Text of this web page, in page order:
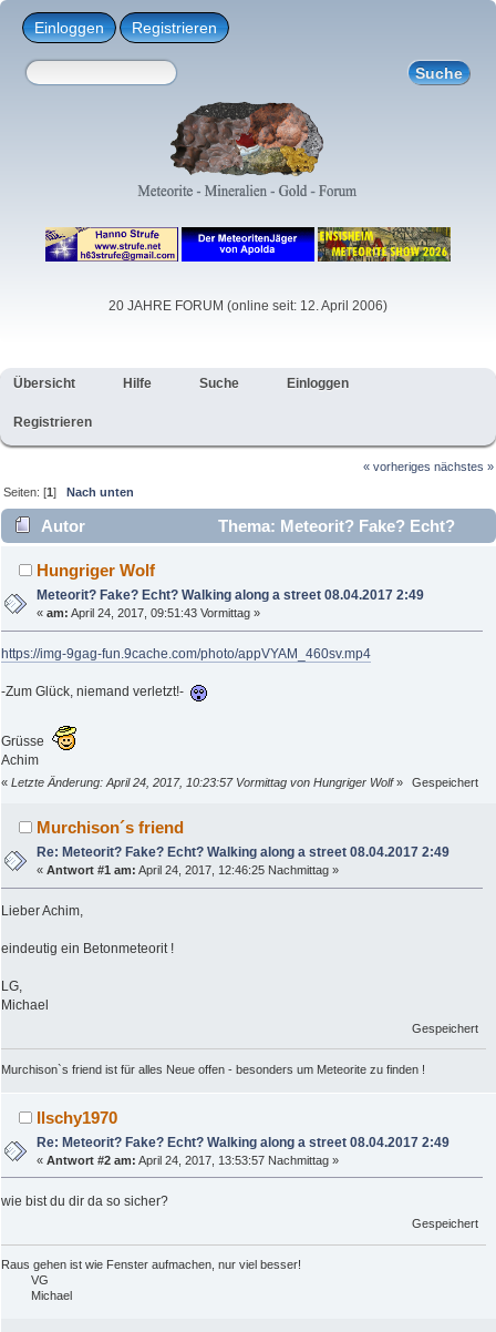
Einloggen Registrieren
20 JAHRE FORUM (online seit: 12. April 2006)
Übersicht Hilfe Suche Einloggen
Registrieren
« vorheriges nächstes »
Seiten: [1]Nach unten
Autor
Thema: Meteorit? Fake? Echt?
Walking along a street 08.04.2017 2:49 (Gelesen 7587 mal)
Hungriger Wolf
Meteorit? Fake? Echt? Walking along a street 08.04.2017 2:49
«am: April 24, 2017, 09:51:43 Vormittag »
https://img-9gag-fun.9cache.com/photo/appVYAM_460sv.mp4
-Zum Glück, niemand verletzt!-
Grüsse
Achim
« Letzte Änderung: April 24, 2017, 10:23:57 Vormittag von Hungriger Wolf» Gespeichert
Murchison´s friend
Re: Meteorit? Fake? Echt? Walking along a street 08.04.2017 2:49
«Antwort #1 am: April 24, 2017, 12:46:25 Nachmittag »
Lieber Achim,
eindeutig ein Betonmeteorit !
LG,
Michael
Gespeichert
Murchison`s friend ist für alles Neue offen - besonders um Meteorite zu finden !
Ilschy1970
Re: Meteorit? Fake? Echt? Walking along a street 08.04.2017 2:49
«Antwort #2 am: April 24, 2017, 13:53:57 Nachmittag »
wie bist du dir da so sicher?
Gespeichert
Raus gehen ist wie Fenster aufmachen, nur viel besser!
VG
Michael